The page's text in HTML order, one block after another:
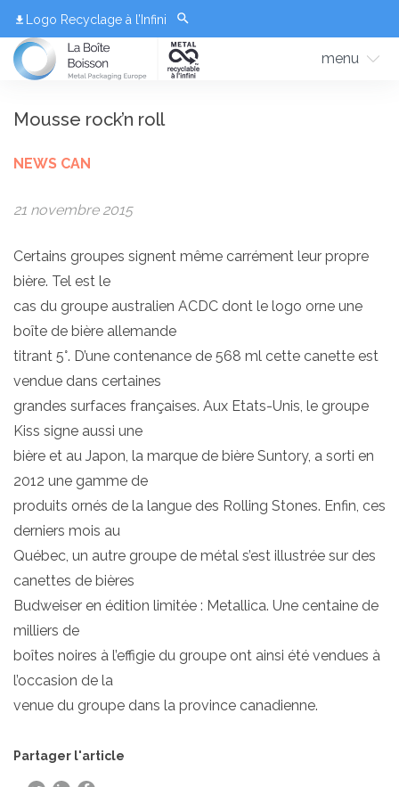
Logo Recyclage à l’Infini
menu
Mousse rock’n roll
NEWS CAN
21 novembre 2015
Certains groupes signent même carrément leur propre
bière. Tel est le
cas du groupe australien ACDC dont le logo orne une
boîte de bière allemande
titrant 5°. D’une contenance de 568 ml cette canette est
vendue dans certaines
grandes surfaces françaises. Aux Etats-Unis, le groupe
Kiss signe aussi une
bière et au Japon, la marque de bière Suntory, a sorti en
2012 une gamme de
produits ornés de la langue des Rolling Stones. Enfin, ces
derniers mois au
Québec, un autre groupe de métal s’est illustrée sur des
canettes de bières
Budweiser en édition limitée : Metallica. Une centaine de
milliers de
boîtes noires à l’effigie du groupe ont ainsi été vendues à
l’occasion de la
venue du groupe dans la province canadienne.
Partager l'article